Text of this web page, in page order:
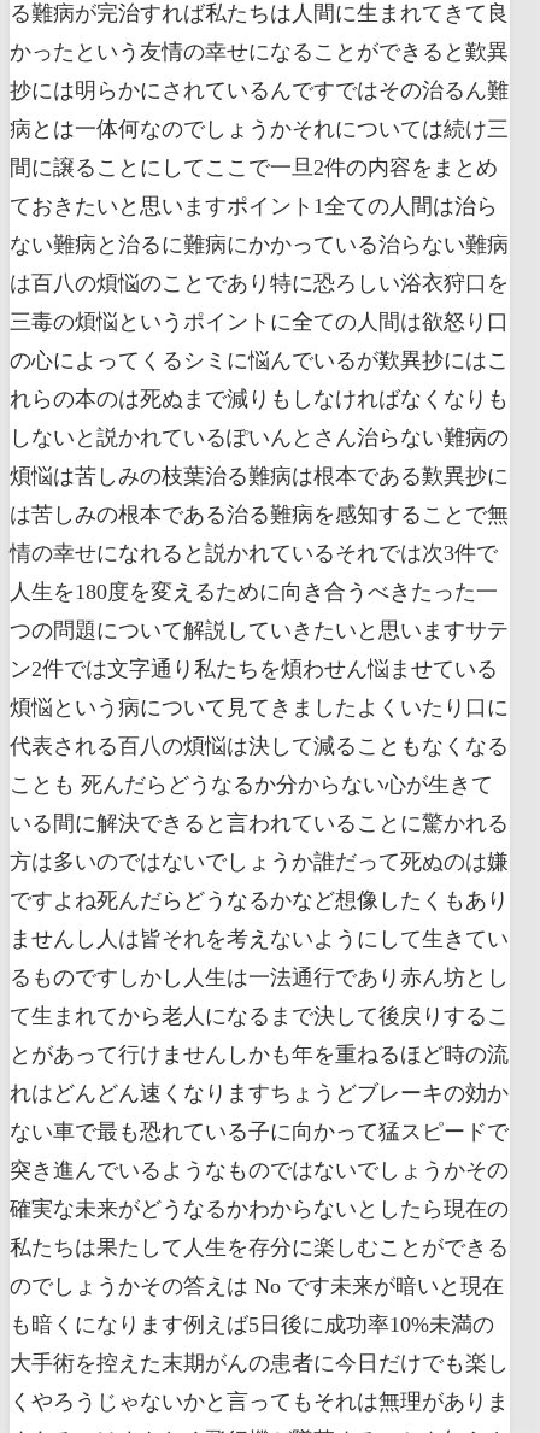
る難病が完治すれば私たちは人間に生まれてきて良
かったという友情の幸せになることができると歎異
抄には明らかにされているんですではその治るん難
病とは一体何なのでしょうかそれについては続け三
間に譲ることにしてここで一旦2件の内容をまとめ
ておきたいと思いますポイント1全ての人間は治ら
ない難病と治るに難病にかかっている治らない難病
は百八の煩悩のことであり特に恐ろしい浴衣狩口を
三毒の煩悩というポイントに全ての人間は欲怒り口
の心によってくるシミに悩んでいるが歎異抄にはこ
れらの本のは死ぬまで減りもしなければなくなりも
しないと説かれているぽいんとさん治らない難病の
煩悩は苦しみの枝葉治る難病は根本である歎異抄に
は苦しみの根本である治る難病を感知することで無
情の幸せになれると説かれているそれでは次3件で
人生を180度を変えるために向き合うべきたった一
つの問題について解説していきたいと思いますサテ
ン2件では文字通り私たちを煩わせん悩ませている
煩悩という病について見てきましたよくいたり口に
代表される百八の煩悩は決して減ることもなくなる
ことも 死んだらどうなるか分からない心が生きて
いる間に解決できると言われていることに驚かれる
方は多いのではないでしょうか誰だって死ぬのは嫌
ですよね死んだらどうなるかなど想像したくもあり
ませんし人は皆それを考えないようにして生きてい
るものですしかし人生は一法通行であり赤ん坊とし
て生まれてから老人になるまで決して後戻りするこ
とがあって行けませんしかも年を重ねるほど時の流
れはどんどん速くなりますちょうどブレーキの効か
ない車で最も恐れている子に向かって猛スピードで
突き進んでいるようなものではないでしょうかその
確実な未来がどうなるかわからないとしたら現在の
私たちは果たして人生を存分に楽しむことができる
のでしょうかその答えは No です未来が暗いと現在
も暗くになります例えば5日後に成功率10%未満の
大手術を控えた末期がんの患者に今日だけでも楽し
くやろうじゃないかと言ってもそれは無理がありま